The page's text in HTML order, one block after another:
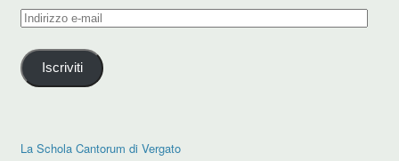
Indirizzo
mail
Iscriviti
La Schola Cantorum di Vergato